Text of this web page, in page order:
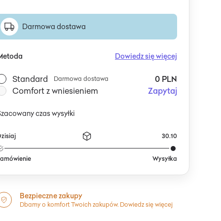
Darmowa dostawa
Dowiedz się więcej
Standard Darmowa dostawa
0 PLN
Comfort z wniesieniem
Zapytaj
czas wysyłki
30.10
Wysyłka
Bezpieczne zakupy
Dbamy o komfort Twoich zakupów. Dowiedz się więcej